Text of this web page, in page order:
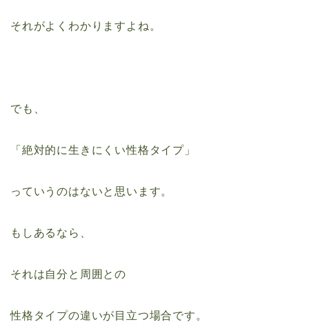
それがよくわかりますよね。
でも、
「絶対的に生きにくい性格タイプ」
っていうのはないと思います。
もしあるなら、
それは自分と周囲との
性格タイプの違いが目立つ場合です。